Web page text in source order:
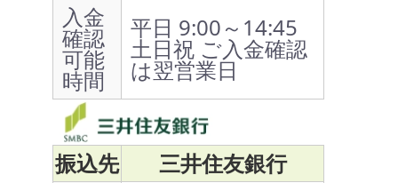
入金
確認
可能
時間
平日 9:00～14:45
土日祝 ご入金確認
は翌営業日
振込先
三井住友銀行